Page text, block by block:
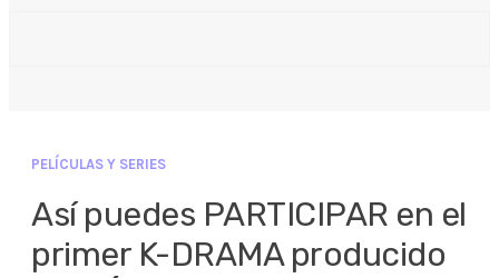
PELÍCULAS Y SERIES
Así puedes PARTICIPAR en el
primer K-DRAMA producido